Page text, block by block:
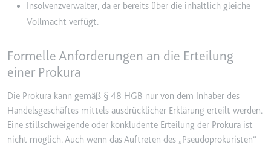
Anbieter:
smartlaw.de
Zweck:
zu messen, indem Daten über die
Conversion-Rate der Anzeigen der
Website über mehrere Websites
hinweg gesammelt werden.
Insolvenzverwalter, da er bereits über die inhaltlich gleiche
Vollmacht verfügt.
Formelle Anforderungen an die Erteilung
einer Prokura
Die Prokura kann gemäß § 48 HGB nur von dem Inhaber des
Handelsgeschäftes mittels ausdrücklicher Erklärung erteilt werden.
Eine stillschweigende oder konkludente Erteilung der Prokura ist
nicht möglich. Auch wenn das Auftreten des „Pseudoprokuristen“